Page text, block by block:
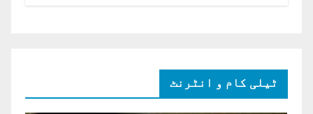
ٹیلی کام و انٹرنٹ